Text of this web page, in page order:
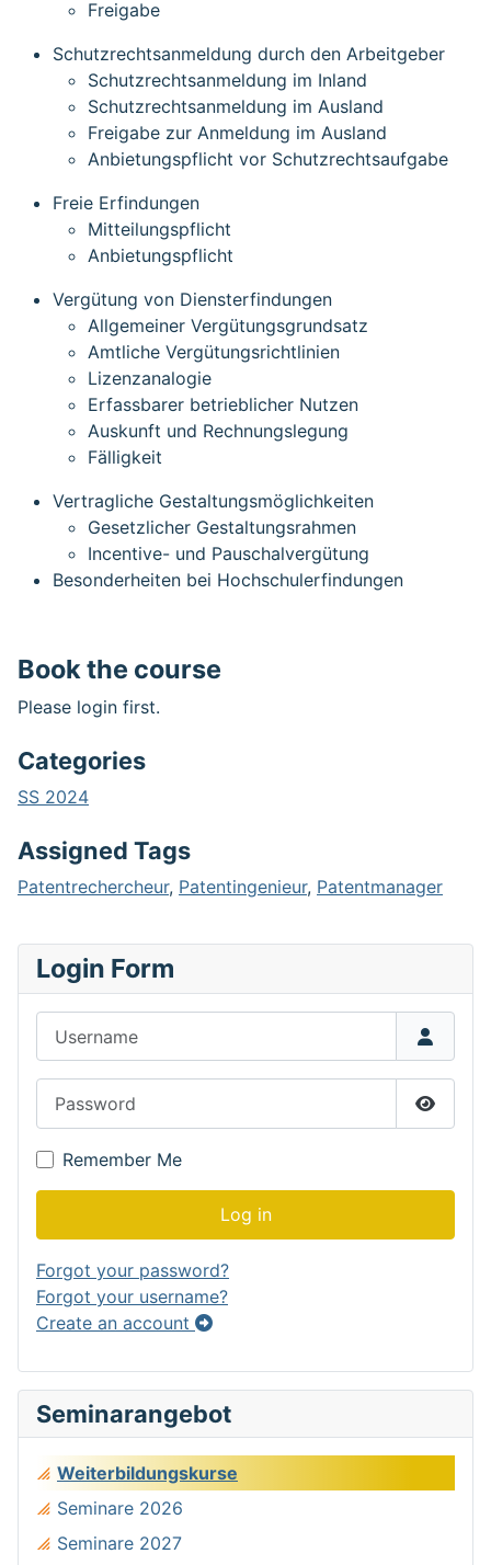
Freigabe
Schutzrechtsanmeldung durch den Arbeitgeber
Schutzrechtsanmeldung im Inland
Schutzrechtsanmeldung im Ausland
Freigabe zur Anmeldung im Ausland
Anbietungspflicht vor Schutzrechtsaufgabe
Freie Erfindungen
Mitteilungspflicht
Anbietungspflicht
Vergütung von Diensterfindungen
Allgemeiner Vergütungsgrundsatz
Amtliche Vergütungsrichtlinien
Lizenzanalogie
Erfassbarer betrieblicher Nutzen
Auskunft und Rechnungslegung
Fälligkeit
Vertragliche Gestaltungsmöglichkeiten
Gesetzlicher Gestaltungsrahmen
Incentive- und Pauschalvergütung
Besonderheiten bei Hochschulerfindungen
Book the course
Please login first.
Categories
SS 2024
Assigned Tags
Patentrechercheur, Patentingenieur, Patentmanager
Login Form
Show
Remember Me
Log in
Forgot your password?
Forgot your username?
Create an account
Seminarangebot
Weiterbildungskurse
Seminare 2026
Seminare 2027